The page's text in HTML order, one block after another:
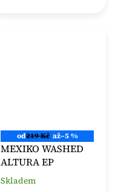
od219 Kč až–5 %
MEXIKO WASHED
ALTURA EP
Průměrné
Skladem